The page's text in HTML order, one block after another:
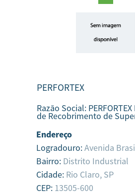
PERFORTEX
Razão Social:
de Recobrimento de
Endereço
Logradouro:Avenida
Bairro: Distrito Industrial
Cidade: Rio Claro, SP
CEP: 13505-600